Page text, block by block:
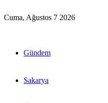
Cuma, Ağustos 7 2026
Gündem
Sakarya